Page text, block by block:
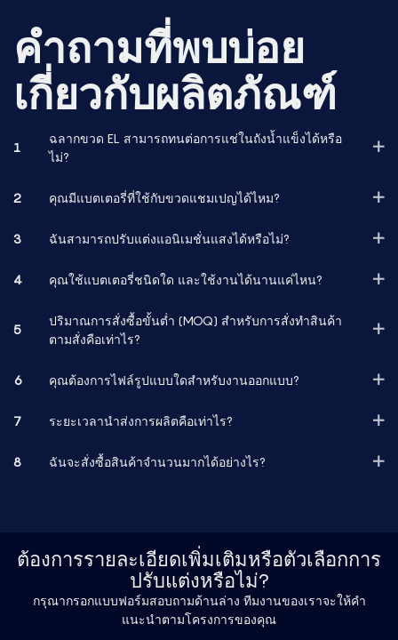
คำถามที่พบบ่อย
เกี่ยวกับผลิตภัณฑ์
1
ฉลากขวด EL สามารถทนต่อการแช่ในถังน้ำแข็งได้หรือ
ไม่?
2 คุณมีแบตเตอรี่ที่ใช้กับขวดแชมเปญได้ไหม?
3 ฉันสามารถปรับแต่งแอนิเมชั่นแสงได้หรือไม่?
4 คุณใช้แบตเตอรี่ชนิดใด และใช้งานได้นานแค่ไหน?
5
ปริมาณการสั่งซื้อขั้นต่ำ (MOQ) สำหรับการสั่งทำสินค้า
ตามสั่งคือเท่าไร?
6 คุณต้องการไฟล์รูปแบบใดสำหรับงานออกแบบ?
7 ระยะเวลานำส่งการผลิตคือเท่าไร?
8 ฉันจะสั่งซื้อสินค้าจำนวนมากได้อย่างไร?
ต้องการรายละเอียดเพิ่มเติมหรือตัวเลือกการ
ปรับแต่งหรือไม่?
กรุณากรอกแบบฟอร์มสอบถามด้านล่าง ทีมงานของเราจะให้คำ
แนะนำตามโครงการของคุณ